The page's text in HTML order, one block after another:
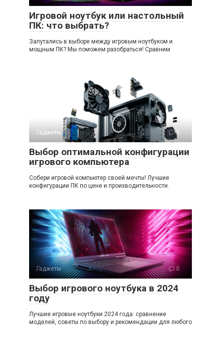
Игровой ноутбук или настольный
ПК: что выбрать?
Запутались в выборе между игровым ноутбуком и
мощным ПК? Мы поможем разобраться! Сравним
Гаджеты 0
Выбор оптимальной конфигурации
игрового компьютера
Собери игровой компьютер своей мечты! Лучшие
конфигурации ПК по цене и производительности.
Гаджеты 0
Выбор игрового ноутбука в 2024
году
Лучшие игровые ноутбуки 2024 года: сравнение
моделей, советы по выбору и рекомендации для любого